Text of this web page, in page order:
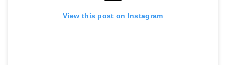
View this post on Instagram